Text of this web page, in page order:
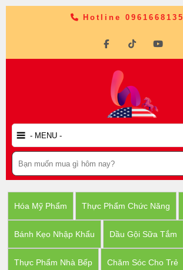
Hotline 0961668135
Hóa Mỹ Phẩm Thực Phẩm Chức Năng
Bánh Kẹo Nhập Khẩu Dầu Gội Sữa Tắm
Thực Phẩm Nhà Bếp Chăm Sóc Cho Trẻ